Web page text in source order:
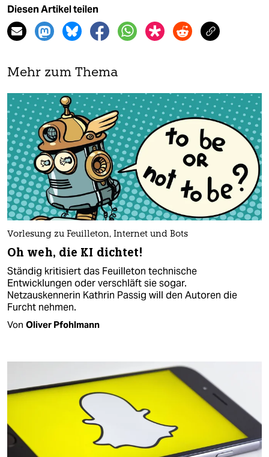
Diesen Artikel teilen
Mehr zum Thema
Vorlesung zu Feuilleton, Internet und Bots
Oh weh, die KI dichtet!
Ständig kritisiert das Feuilleton technische
Entwicklungen oder verschläft sie sogar.
Netzauskennerin Kathrin Passig will den Autoren die
Furcht nehmen.
Von Oliver Pfohlmann